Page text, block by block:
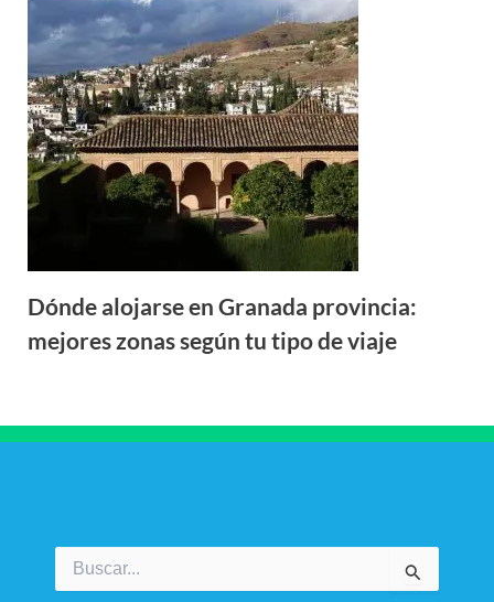
Dónde alojarse en Granada provincia:
mejores zonas según tu tipo de viaje
por: